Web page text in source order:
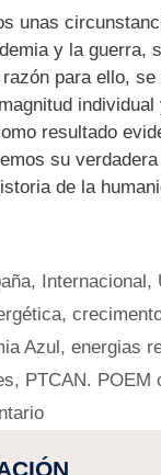
unas
y la guerra,
para ello,
resultado
su
de la
, Internacional,
,
Azul, energias
, PTCAN. POEM